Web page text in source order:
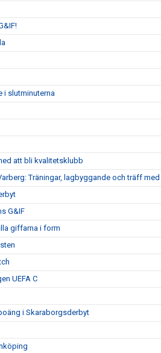
i slutminuterna
att bli kvalitetsklubb
Träningar, lagbyggande och träff
G&IF
giffarna i form
UEFA C
i Skaraborgsderbyt